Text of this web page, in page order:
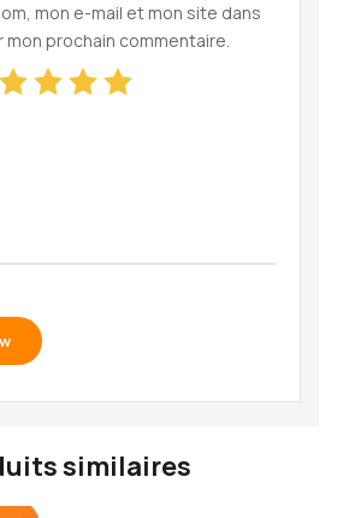
mon e-mail et mon site dans
mon prochain commentaire.
similaires